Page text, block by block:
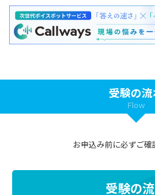
受験の
Flow
お申込み前に必ずご確
受験の